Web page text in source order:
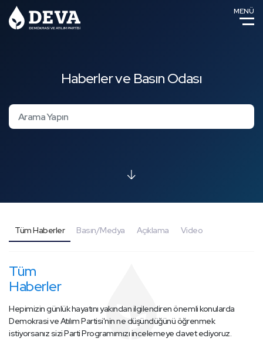
MENÜ
Haberler ve Basın Odası
Tüm Haberler Basın/Medya Açıklama Video
Tüm
Haberler
Hepimizin günlük hayatını yakından ilgilendiren önemli konularda
Demokrasi ve Atılım Partisi'nin ne düşündüğünü öğrenmek
istiyorsanız sizi Parti Programımızı incelemeye davet ediyoruz.